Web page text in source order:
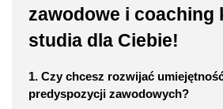
zawodowe i coaching
studia dla Ciebie!
1. Czy chcesz rozwijać
predyspozycji zawodowych?​